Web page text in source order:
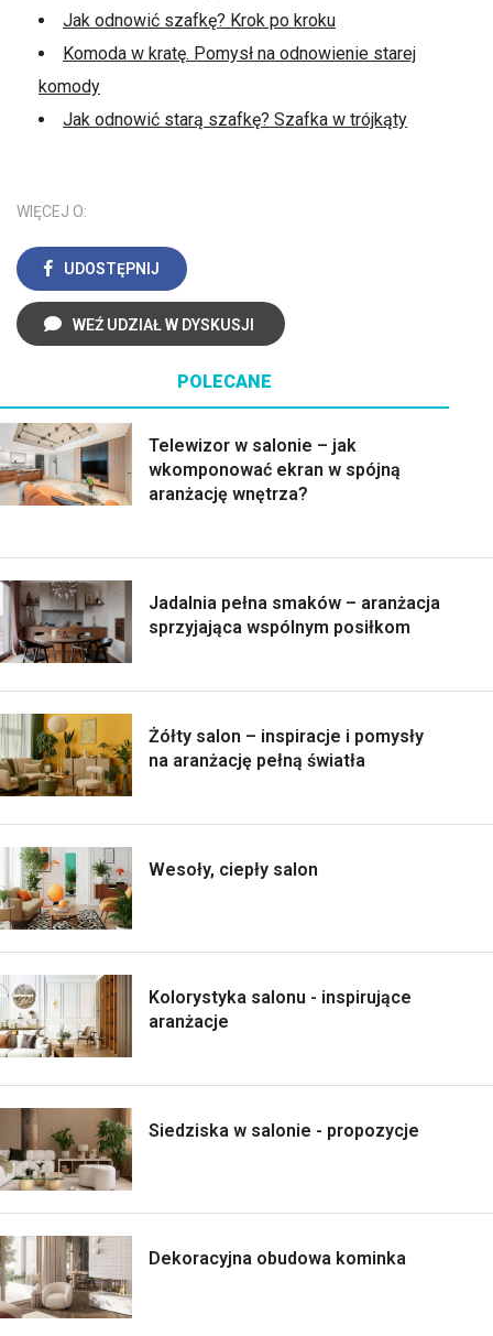
Jak odnowić szafkę? Krok po kroku
Komoda w kratę. Pomysł na odnowienie starej
komody
Jak odnowić starą szafkę? Szafka w trójkąty
WIĘCEJ O:
UDOSTĘPNIJ
WEŹ UDZIAŁ W DYSKUSJI
POLECANE
Telewizor w salonie – jak
wkomponować ekran w spójną
aranżację wnętrza?
Jadalnia pełna smaków – aranżacja
sprzyjająca wspólnym posiłkom
Żółty salon – inspiracje i pomysły
na aranżację pełną światła
Wesoły, ciepły salon
Kolorystyka salonu - inspirujące
aranżacje
Siedziska w salonie - propozycje
Dekoracyjna obudowa kominka